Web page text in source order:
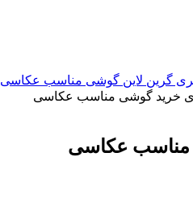
گرین لاین گوشی مناسب عکاسی
خرید گوشی مناسب عکاسی
مناسب عکاسی